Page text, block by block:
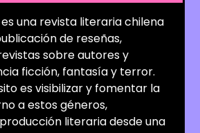
una revista literaria chilena
de reseñas,
sobre autores y
ficción, fantasía y terror.
es visibilizar y fomentar la
a estos géneros,
literaria desde una